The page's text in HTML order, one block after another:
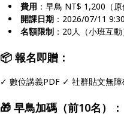
費用 ：早鳥 NT$ 1,200（原
開課日期 ：2026/07/11
名額限制 ：20人（小班互動
📦 報名即贈：
✓ 數位講義PDF ✓ 社群貼文無
🎁 早鳥加碼（前10名）：